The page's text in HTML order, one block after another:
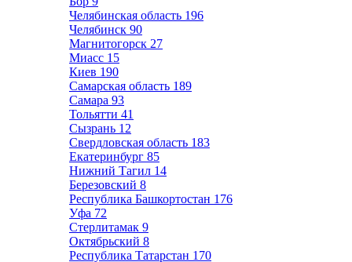
Челябинская область 196
Челябинск 90
Магнитогорск 27
Миасс 15
Киев 190
Самарская область 189
Самара 93
Тольятти 41
Сызрань 12
Свердловская область 183
Екатеринбург 85
Нижний Тагил 14
Березовский 8
Республика Башкортостан 176
Уфа 72
Стерлитамак 9
Октябрьский 8
Республика Татарстан 170